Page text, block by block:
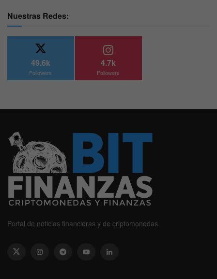
Nuestras Redes:
49.6k
Followers
4.7k
Followers
Portal de noticias financieras y de criptomonedas.